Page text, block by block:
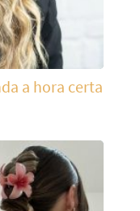
a hora certa